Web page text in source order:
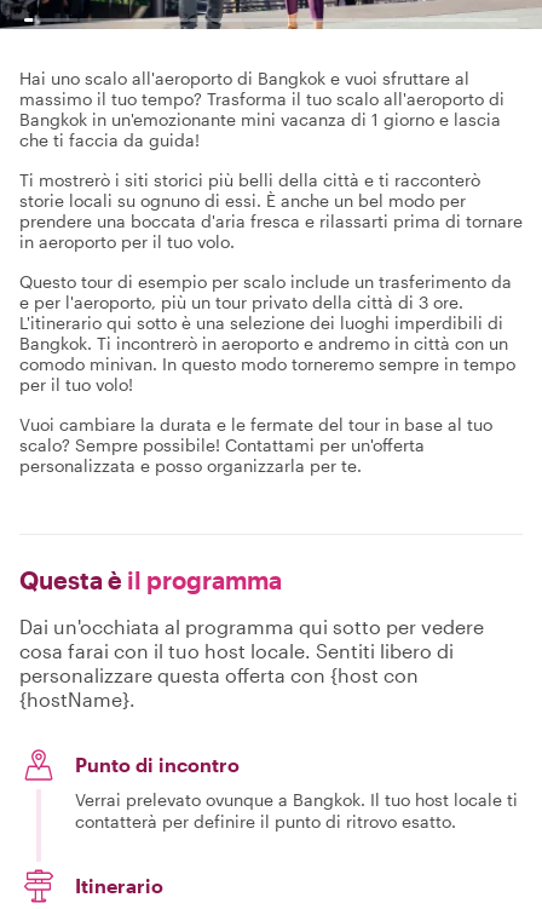
Hai uno scalo all'aeroporto di Bangkok e vuoi sfruttare al
massimo il tuo tempo? Trasforma il tuo scalo all'aeroporto di
Bangkok in un'emozionante mini vacanza di 1 giorno e lascia
che ti faccia da guida!
Ti mostrerò i siti storici più belli della città e ti racconterò
storie locali su ognuno di essi. È anche un bel modo per
prendere una boccata d'aria fresca e rilassarti prima di tornare
in aeroporto per il tuo volo.
Questo tour di esempio per scalo include un trasferimento da
e per l'aeroporto, più un tour privato della città di 3 ore.
L'itinerario qui sotto è una selezione dei luoghi imperdibili di
Bangkok. Ti incontrerò in aeroporto e andremo in città con un
comodo minivan. In questo modo torneremo sempre in tempo
per il tuo volo!
Vuoi cambiare la durata e le fermate del tour in base al tuo
scalo? Sempre possibile! Contattami per un'offerta
personalizzata e posso organizzarla per te.
Questa è il programma
Dai un'occhiata al programma qui sotto per vedere
cosa farai con il tuo host locale. Sentiti libero di
personalizzare questa offerta con {host con
{hostName}.
Punto di incontro
Verrai prelevato ovunque a Bangkok. Il tuo host locale ti
contatterà per definire il punto di ritrovo esatto.
Itinerario